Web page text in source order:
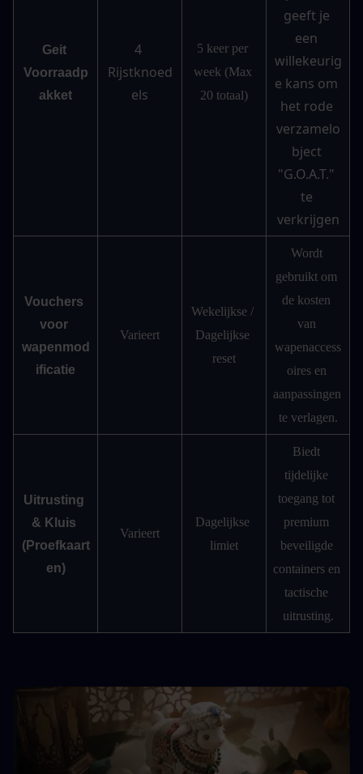
Geit
Voorraadp
akket
4
Rijstknoed
els
5 keer per
week (Max
20 totaal)
geeft je
een
willekeurig
e kans om
het rode
verzamelo
bject
"G.O.A.T."
te
verkrijgen
Vouchers
voor
wapenmod
ificatie
Varieert
Wekelijkse /
Dagelijkse
reset
Wordt
gebruikt om
de kosten
van
wapenaccess
oires en
aanpassingen
te verlagen.
Uitrusting
& Kluis
(Proefkaart
en)
Varieert
Dagelijkse
limiet
Biedt
tijdelijke
toegang tot
premium
beveiligde
containers en
tactische
uitrusting.